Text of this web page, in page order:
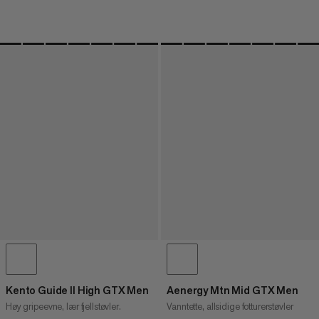
Kento Guide II High GTX Men
Høy gripeevne, lær fjellstøvler.
Aenergy Mtn Mid GTX Men
Vanntette, allsidige fotturerstøvler